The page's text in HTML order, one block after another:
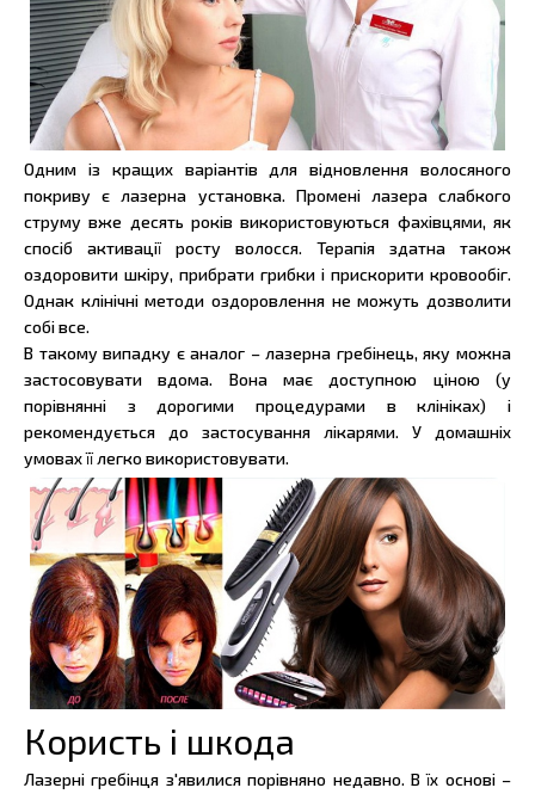
Одним із кращих варіантів для відновлення волосяного
покриву є лазерна установка. Промені лазера слабкого
струму вже десять років використовуються фахівцями, як
спосіб активації росту волосся. Терапія здатна також
оздоровити шкіру, прибрати грибки і прискорити кровообіг.
Однак клінічні методи оздоровлення не можуть дозволити
собі все.
В такому випадку є аналог – лазерна гребінець, яку можна
застосовувати вдома. Вона має доступною ціною (у
порівнянні з дорогими процедурами в клініках) і
рекомендується до застосування лікарями. У домашніх
умовах її легко використовувати.
Користь і шкода
Лазерні гребінця з'явилися порівняно недавно. В їх основі –